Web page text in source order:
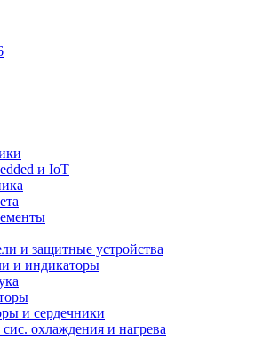
и IoT
и защитные устройства
и индикаторы
и сердечники
охлаждения и нагрева